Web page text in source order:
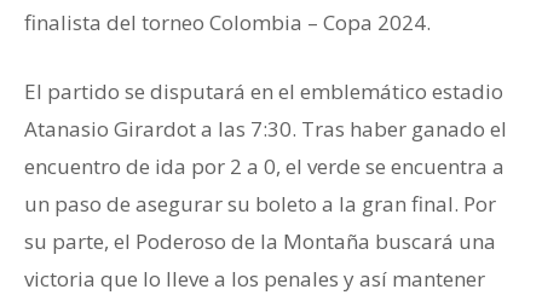
finalista del torneo Colombia – Copa 2024.
El partido se disputará en el emblemático estadio
Atanasio Girardot a las 7:30. Tras haber ganado el
encuentro de ida por 2 a 0, el verde se encuentra a
un paso de asegurar su boleto a la gran final. Por
su parte, el Poderoso de la Montaña buscará una
victoria que lo lleve a los penales y así mantener